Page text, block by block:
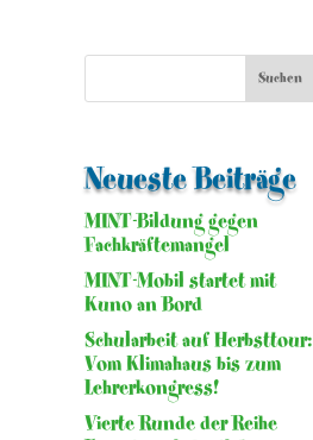
Neueste Beiträge
MINT-Bildung gegen
Fachkräftemangel
MINT-Mobil startet mit
Kuno an Bord
Schularbeit auf Herbsttour:
Vom Klimahaus bis zum
Lehrerkongress!
Vierte Runde der Reihe